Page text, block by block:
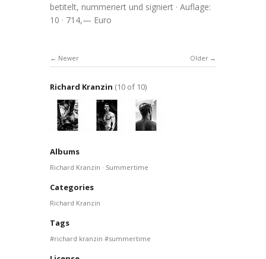
betitelt, nummeriert und signiert · Auflage:
10 · 714,— Euro
Older
Newer
Richard Kranzin (10 of 10)
Albums
Richard Kranzin · Summertime
Categories
Richard Kranzin
Tags
richard kranzin summertime